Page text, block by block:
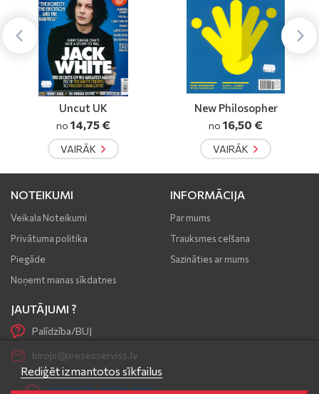
New Philosopher
no16,50 €
VAIRĀK
Monocle
15,00 €
VAIRĀK
NOTEIKUMI
Veikala Noteikumi
Privātuma politika
Piegāde
Noņemt manas sīkdatnes
INFORMĀCIJA
Par mums
Trauksmes celšana
Sazināties ar mums
Rediģēt izmantotos sīkfailus
JAUTĀJUMI ?
Palīdzība/BUJ
birojs@presesserviss.lv